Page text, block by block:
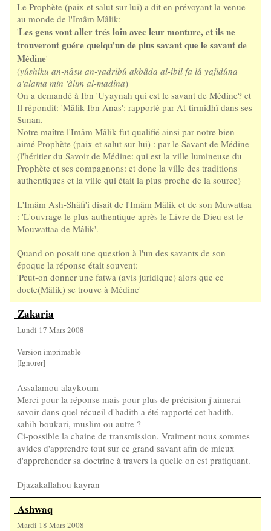
Le Prophète (paix et salut sur lui) a dit en prévoyant la venue
au monde de l'Imâm Mâlik:
'Les gens vont aller trés loin avec leur monture, et ils ne
trouveront guére quelqu'un de plus savant que le savant de
Médine'
(yûshiku an-nâsu an-yadribû akbâda al-ibil fa lâ yajidûna
a'alama min 'âlim al-madîna)
On a demandé à Ibn 'Uyaynah qui est le savant de Médine? et
Il répondit: 'Mâlik Ibn Anas': rapporté par At-tirmidhî dans ses
Sunan.
Notre maître l'Imâm Mâlik fut qualifié ainsi par notre bien
aimé Prophète (paix et salut sur lui) : par le Savant de Médine
(l'héritier du Savoir de Médine: qui est la ville lumineuse du
Prophète et ses compagnons: et donc la ville des traditions
authentiques et la ville qui était la plus proche de la source)
L'Imâm Ash-Shâfi'i disait de l'Imâm Mâlik et de son Muwattaa
: 'L'ouvrage le plus authentique après le Livre de Dieu est le
Mouwattaa de Mâlik'.
Quand on posait une question à l'un des savants de son
époque la réponse était souvent:
'Peut-on donner une fatwa (avis juridique) alors que ce
docte(Mâlik) se trouve à Médine'
Zakaria
Lundi 17 Mars 2008
Version imprimable
[Ignorer]
Assalamou alaykoum
Merci pour la réponse mais pour plus de précision j'aimerai
savoir dans quel récueil d'hadith a été rapporté cet hadith,
sahih boukari, muslim ou autre ?
Ci-possible la chaine de transmission. Vraiment nous sommes
avides d'apprendre tout sur ce grand savant afin de mieux
d'apprehender sa doctrine à travers la quelle on est pratiquant.
Djazakallahou kayran
Ashwaq
Mardi 18 Mars 2008